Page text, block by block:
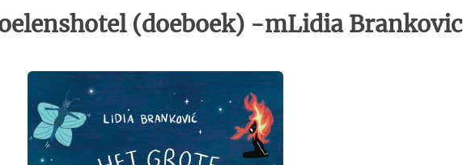
(doeboek) -mLidia Brankovic